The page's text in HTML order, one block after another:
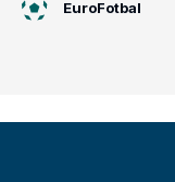
EuroFotbal